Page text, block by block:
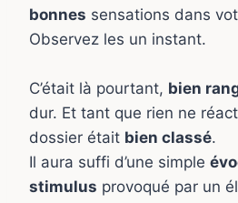
bonnes sensations dans
Observez les un instant.
C’était là pourtant, bien
dur. Et tant que rien ne
dossier était bien classé.
Il aura suffi d’une simple
stimulus provoqué par un